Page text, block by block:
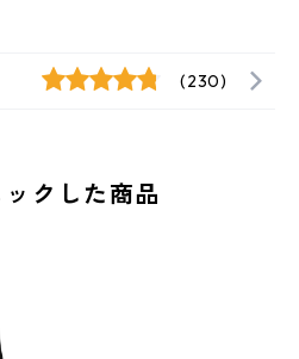
(230)
クした商品